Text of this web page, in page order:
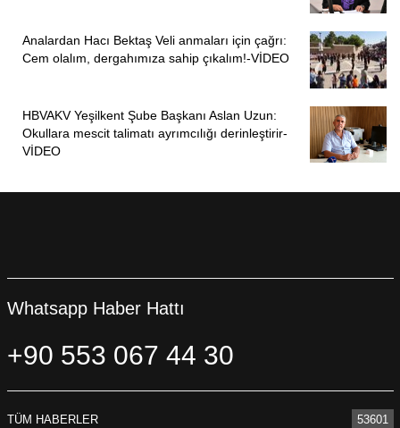
Analardan Hacı Bektaş Veli anmaları için çağrı:
Cem olalım, dergahımıza sahip çıkalım!-VİDEO
HBVAKV Yeşilkent Şube Başkanı Aslan Uzun:
Okullara mescit talimatı ayrımcılığı derinleştirir-
VİDEO
Whatsapp Haber Hattı
+90 553 067 44 30
TÜM HABERLER 53601